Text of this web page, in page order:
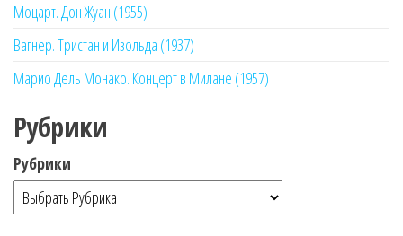
Моцарт. Дон Жуан (1955)
Вагнер. Тристан и Изольда (1937)
Марио Дель Монако. Концерт в Милане (1957)
Рубрики
Рубрики